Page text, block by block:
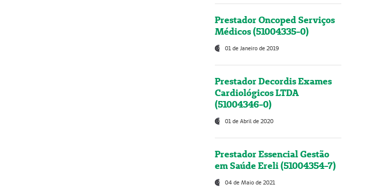
Prestador Oncoped Serviços
Médicos (51004335-0)
01 de Janeiro de 2019
Prestador Decordis Exames
Cardiológicos LTDA
(51004346-0)
01 de Abril de 2020
Prestador Essencial Gestão
em Saúde Ereli (51004354-7)
04 de Maio de 2021